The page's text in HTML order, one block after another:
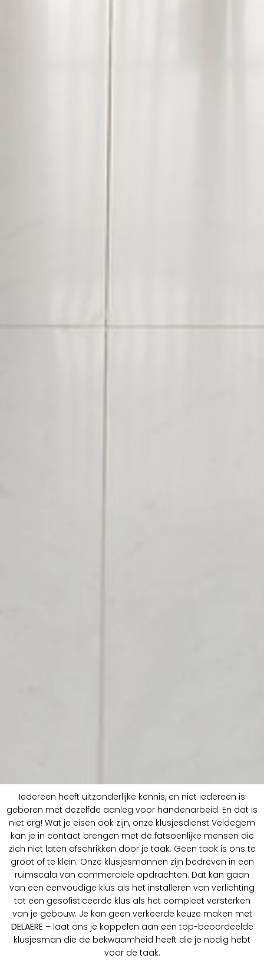
Iedereen heeft uitzonderlijke kennis, en niet iedereen is
geboren met dezelfde aanleg voor handenarbeid. En dat is
niet erg! Wat je eisen ook zijn, onze klusjesdienst Veldegem
kan je in contact brengen met de fatsoenlijke mensen die
zich niet laten afschrikken door je taak. Geen taak is ons te
groot of te klein. Onze klusjesmannen zijn bedreven in een
ruimscala van commerciële opdrachten. Dat kan gaan
van een eenvoudige klus als het installeren van verlichting
tot een gesofisticeerde klus als het compleet versterken
van je gebouw. Je kan geen verkeerde keuze maken met
DELAERE – laat ons je koppelen aan een top-beoordeelde
klusjesman die de bekwaamheid heeft die je nodig hebt
voor de taak.